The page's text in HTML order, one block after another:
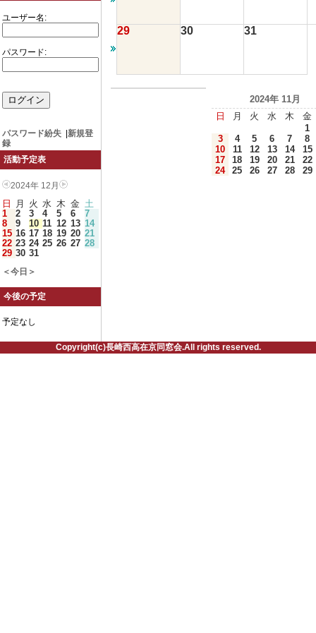
ユーザー名:
パスワード:
パスワード紛失
新規登
録
活動予定表
2024年 12月
日 月 火 水 木 金 土
1
2 3 4 5 6
7
8
9 10 11 12 13 14
15 16 17 18 19 20 21
22 23 24 25 26 27 28
29 30 31
＜今日＞
今後の予定
予定なし
29 30 31
2024年 11月
日
月 火 水 木
金
1
3
4 5 6 7
8
10
11 12 13 14
15
17
18 19 20 21
22
24
25 26 27 28 29
Copyright(c)長崎西高在京同窓会.All rights reserved.